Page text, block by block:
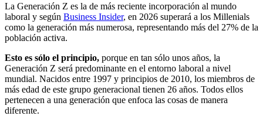
La Generación Z es la de más reciente incorporación al mundo
laboral y según Business Insider, en 2026 superará a los Millenials
como la generación más numerosa, representando más del 27% de la
población activa.
Esto es sólo el principio, porque en tan sólo unos años, la
Generación Z será predominante en el entorno laboral a nivel
mundial. Nacidos entre 1997 y principios de 2010, los miembros de
más edad de este grupo generacional tienen 26 años. Todos ellos
pertenecen a una generación que enfoca las cosas de manera
diferente.